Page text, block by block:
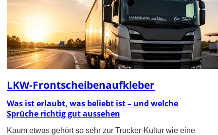
LKW-Frontscheibenaufkleber
Was ist erlaubt, was beliebt ist – und welche
Sprüche richtig gut aussehen
Kaum etwas gehört so sehr zur Trucker-Kultur wie eine